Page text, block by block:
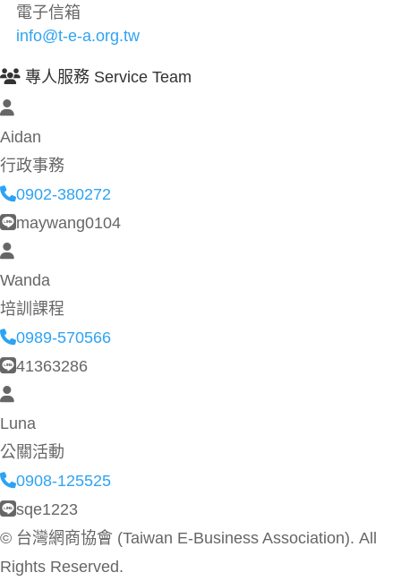
電子信箱
info@t-e-a.org.tw
專人服務 Service Team
Aidan
行政事務
0902-380272
maywang0104
Wanda
培訓課程
0989-570566
41363286
Luna
公關活動
0908-125525
sqe1223
© 台灣網商協會 (Taiwan E-Business Association). All
Rights Reserved.